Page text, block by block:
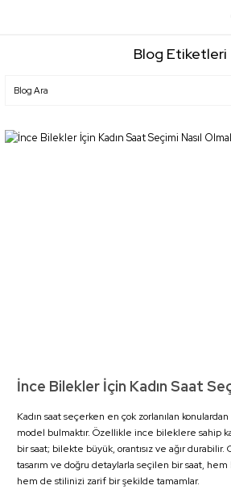
Blog Etiketleri
İnce Bilekler İçin Kadın Saat
Kadın saat seçerken en çok zorlanılan
model bulmaktır. Özellikle ince bileklere sahip
bir saat; bilekte büyük, orantısız ve ağır durabilir.
tasarım ve doğru detaylarla seçilen bir saat, hem
hem de stilinizi zarif bir şekilde tamamlar.